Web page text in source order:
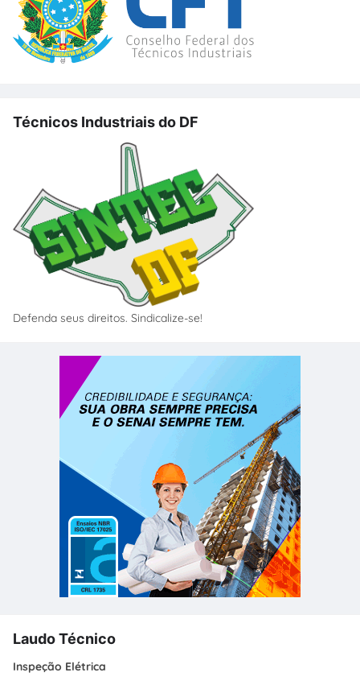
Técnicos Industriais do DF
Defenda seus direitos. Sindicalize-se!
Laudo Técnico
Inspeção Elétrica